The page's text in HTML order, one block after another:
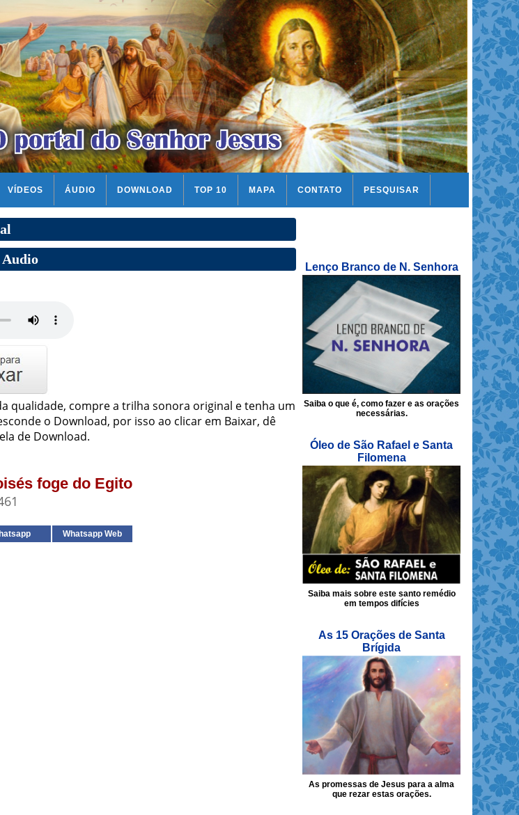
VÍDEOS ÁUDIO DOWNLOAD TOP 10 MAPA CONTATO PESQUISAR
qualidade, compre a trilha sonora original e tenha um
o Download, por isso ao clicar em Baixar, dê
de Download.
foge do Egito
Whatsapp Web
Lenço Branco de N. Senhora
Saiba o que é, como fazer e as orações
necessárias.
Óleo de São Rafael e Santa
Filomena
Saiba mais sobre este santo remédio
em tempos difícies
As 15 Orações de Santa
Brígida
As promessas de Jesus para a alma
que rezar estas orações.